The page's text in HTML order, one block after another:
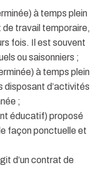
à temps plein
de travail temporaire,
fois. Il est souvent
ou saisonniers ;
à temps plein
disposant d’activités
;
éducatif) proposé
façon ponctuelle et
d’un contrat de